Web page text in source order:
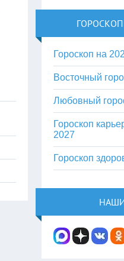
Гороскоп на
Восточный
Любовный
Гороскоп
2027
Гороскоп